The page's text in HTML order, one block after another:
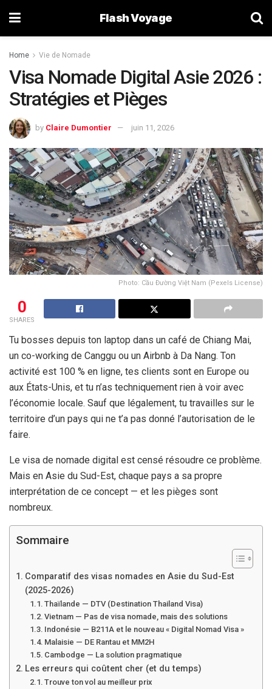
Flash Voyage
Home Vie de Nomade
Visa Nomade Digital Asie 2026 :
Stratégies et Pièges
by Claire Dumontier juin 11, 2026
Photo: Cầu Đường Việt Nam (Pexels License)
0
SHARES
Tu bosses depuis ton laptop dans un café de Chiang Mai,
un co-working de Canggu ou un Airbnb à Da Nang. Ton
activité est 100 % en ligne, tes clients sont en Europe ou
aux États-Unis, et tu n’as techniquement rien à voir avec
l’économie locale. Sauf que légalement, tu travailles sur le
territoire d’un pays qui ne t’a pas donné l’autorisation de le
faire.
Le visa de nomade digital est censé résoudre ce problème.
Mais en Asie du Sud-Est, chaque pays a sa propre
interprétation de ce concept — et les pièges sont
nombreux.
Sommaire
Comparatif des visas nomades en Asie du Sud-Est
(2025-2026)
Thaïlande — DTV (Destination Thailand Visa)
Vietnam — Pas de visa nomade, mais des solutions
Indonésie — B211A et le nouveau « Digital Nomad Visa »
Malaisie — DE Rantau et MM2H
Cambodge — La solution pragmatique
Les erreurs qui coûtent cher (et du temps)
Trouve ton vol au meilleur prix